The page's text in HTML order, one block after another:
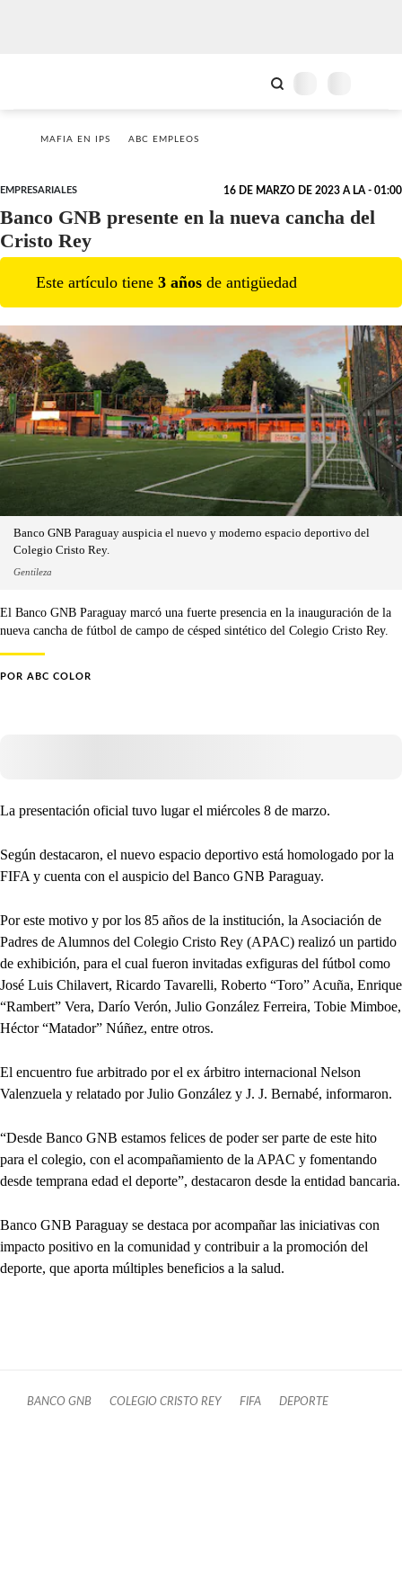
MAFIA EN IPS ABC EMPLEOS
EMPRESARIALES 16 DE MARZO DE 2023 A LA - 01:00
Banco GNB presente en la nueva cancha del
Cristo Rey
Este artículo tiene 3 años de antigüedad
Banco GNB Paraguay auspicia el nuevo y moderno espacio deportivo del
Colegio Cristo Rey.
Gentileza
El Banco GNB Paraguay marcó una fuerte presencia en la inauguración de la
nueva cancha de fútbol de campo de césped sintético del Colegio Cristo Rey.
POR ABC COLOR
La presentación oficial tuvo lugar el miércoles 8 de marzo.
Según destacaron, el nuevo espacio deportivo está homologado por la
FIFA y cuenta con el auspicio del Banco GNB Paraguay.
Por este motivo y por los 85 años de la institución, la Asociación de
Padres de Alumnos del Colegio Cristo Rey (APAC) realizó un partido
de exhibición, para el cual fueron invitadas exfiguras del fútbol como
José Luis Chilavert, Ricardo Tavarelli, Roberto “Toro” Acuña, Enrique
“Rambert” Vera, Darío Verón, Julio González Ferreira, Tobie Mimboe,
Héctor “Matador” Núñez, entre otros.
El encuentro fue arbitrado por el ex árbitro internacional Nelson
Valenzuela y relatado por Julio González y J. J. Bernabé, informaron.
“Desde Banco GNB estamos felices de poder ser parte de este hito
para el colegio, con el acompañamiento de la APAC y fomentando
desde temprana edad el deporte”, destacaron desde la entidad bancaria.
Banco GNB Paraguay se destaca por acompañar las iniciativas con
impacto positivo en la comunidad y contribuir a la promoción del
deporte, que aporta múltiples beneficios a la salud.
BANCO GNB COLEGIO CRISTO REY FIFA DEPORTE